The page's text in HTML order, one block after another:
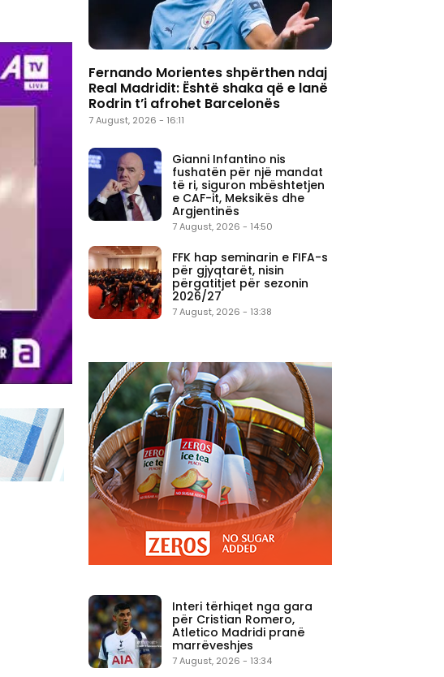
Fernando Morientes shpërthen ndaj
Real Madridit: Është shaka që e lanë
Rodrin t’i afrohet Barcelonës
7 August, 2026 - 16:11
Gianni Infantino nis
fushatën për një mandat
të ri, siguron mbështetjen
e CAF-it, Meksikës dhe
Argjentinës
7 August, 2026 - 14:50
FFK hap seminarin e FIFA-s
për gjyqtarët, nisin
përgatitjet për sezonin
2026/27
7 August, 2026 - 13:38
Interi tërhiqet nga gara
për Cristian Romero,
Atletico Madridi pranë
marrëveshjes
7 August, 2026 - 13:34